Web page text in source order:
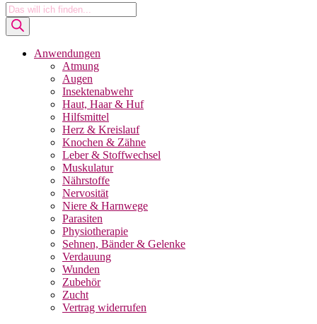
Products
search
Anwendungen
Atmung
Augen
Insektenabwehr
Haut, Haar & Huf
Hilfsmittel
Herz & Kreislauf
Knochen & Zähne
Leber & Stoffwechsel
Muskulatur
Nährstoffe
Nervosität
Niere & Harnwege
Parasiten
Physiotherapie
Sehnen, Bänder & Gelenke
Verdauung
Wunden
Zubehör
Zucht
Vertrag widerrufen